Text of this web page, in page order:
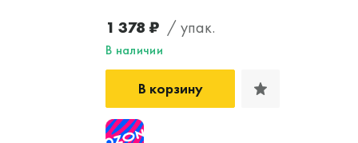
1 378 ₽ / упак.
В наличии
В корзину